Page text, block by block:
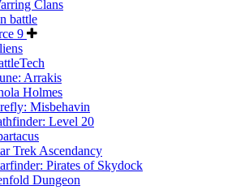
Clans
battle
9
Arrakis
Holmes
Misbehavin
Level 20
Trek Ascendancy
Pirates of Skydock
Dungeon